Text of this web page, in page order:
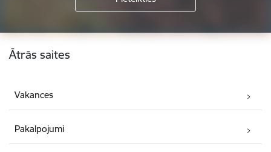
Kājene
Ātrās saites
Vakances
Pakalpojumi